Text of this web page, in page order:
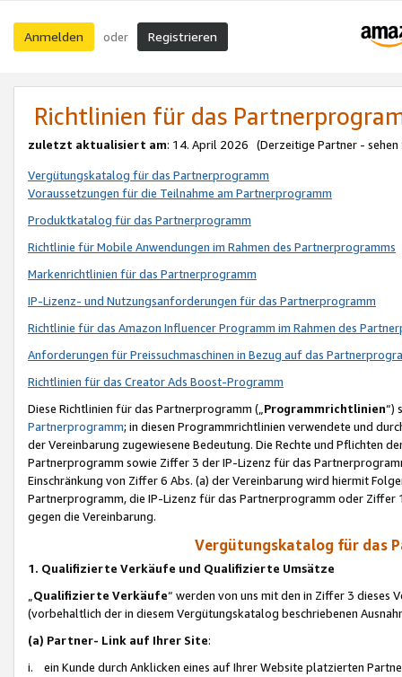
Anmelden oder Registrieren
Richtlinien für das
zuletzt aktualisiert am: 14. April 2026 (Derzeitige Partner - sehen
Vergütungskatalog für das Partnerprogramm
Voraussetzungen für die Teilnahme am Partnerprogramm
Produktkatalog für das Partnerprogramm
Richtlinie für Mobile Anwendungen im Rahmen des Partnerprogramms
Markenrichtlinien für das Partnerprogramm
IP-Lizenz- und Nutzungsanforderungen für das Partnerprogramm
Richtlinie für das Amazon Influencer Programm im Rahmen des
Anforderungen für Preissuchmaschinen in Bezug auf das
Richtlinien für das Creator Ads Boost-Programm
Diese Richtlinien für das Partnerprogramm („Programmrichtlinien“)
Partnerprogramm; in diesen Programmrichtlinien verwendete und
der Vereinbarung zugewiesene Bedeutung. Die Rechte und Pflichten
Partnerprogramm sowie Ziffer 3 der IP-Lizenz für das
Einschränkung von Ziffer 6 Abs. (a) der Vereinbarung wird hiermit
Partnerprogramm, die IP-Lizenz für das Partnerprogramm oder
gegen die Vereinbarung.
Vergütungskatalog für das
1. Qualifizierte Verkäufe und Qualifizierte Umsätze
Qualifizierte Verkäufe“ werden von uns mit den in Ziffer 3
(vorbehaltlich der in diesem Vergütungskatalog beschriebenen
(a) Partner- Link auf Ihrer Site:
i. ein Kunde durch Anklicken eines auf Ihrer Website platzierten